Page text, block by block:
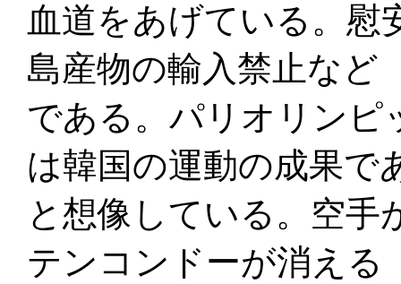
血道をあげている。慰
島産物の輸入禁止など
である。パリオリンピ
は韓国の運動の成果で
と想像している。空手
テンコンドーが消える